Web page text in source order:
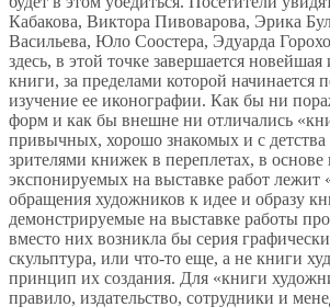
Кабакова, Виктора Пивоварова, Эрика
Васильева, Юло Соостера, Эдуарда
здесь, в этой точке завершается новейшая
книги, за пределами которой начинается
изучение ее иконографии. Как бы ни
форм и как бы внешне ни отличались
привычных, хорошо знакомых и с
зрителями книжек в переплетах, в основе
экспонируемых на выставке работ лежит
обращения художников к идее и образу
демонстрируемые на выставке работы
вместо них возникла бы серия
скульптура, или что-то еще, а не книги
принцип их создания. Для «книги
правило, издательство, сотрудники и